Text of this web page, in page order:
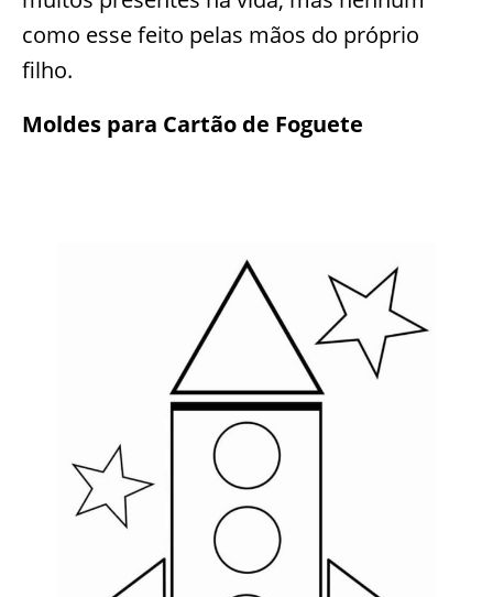
como esse feito pelas mãos do próprio
filho.
Moldes para Cartão de Foguete